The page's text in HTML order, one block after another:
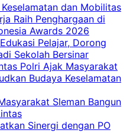
dan Mobilitas
Raih Penghargaan di
Awards 2026
Pelajar, Dorong
Sekolah Bersinar
Polri Ajak Masyarakat
Budaya Keselamatan
Sleman Bangun
Sinergi dengan PO